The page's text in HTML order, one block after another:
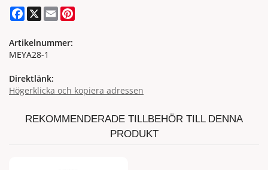
Facebook
X Email
Artikelnummer:
MEYA28-1
Direktlänk:
Högerklicka och kopiera adressen
REKOMMENDERADE TILLBEHÖR TILL DENNA
PRODUKT